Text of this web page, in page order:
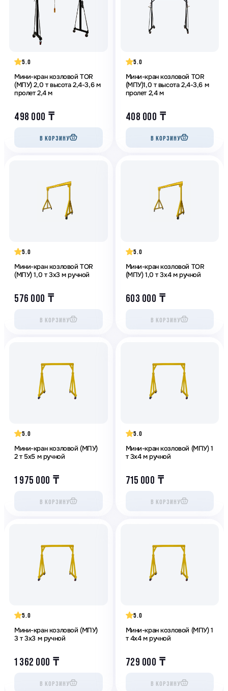
5.0
Мини-кран козловой TOR
(МПУ) 2,0 т высота 2,4-3,6 м
пролет 2,4 м
498 000 ₸
В КОРЗИНУ
5.0
Мини-кран козловой TOR
(МПУ)1,0 т высота 2,4-3,6 м
пролет 2,4 м
408 000 ₸
В КОРЗИНУ
5.0
Мини-кран козловой ТОR
(МПУ) 1,0 т 3х3 м ручной
576 000 ₸
В КОРЗИНУ
5.0
Мини-кран козловой ТОR
(МПУ) 1,0 т 3х4 м ручной
603 000 ₸
В КОРЗИНУ
5.0
Мини-кран козловой (МПУ)
2 т 5х5 м ручной
1 975 000 ₸
В КОРЗИНУ
5.0
Мини-кран козловой (МПУ) 1
т 3х4 м ручной
715 000 ₸
В КОРЗИНУ
5.0
Мини-кран козловой (МПУ)
3 т 3х3 м ручной
1 362 000 ₸
В КОРЗИНУ
5.0
Мини-кран козловой (МПУ) 1
т 4х4 м ручной
729 000 ₸
В КОРЗИНУ